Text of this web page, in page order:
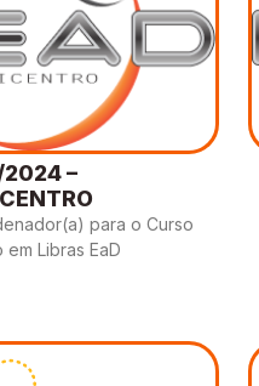
2024 –
para o Curso
Libras EaD